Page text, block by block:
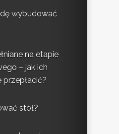
wybudować
na etapie
– jak ich
przepłacić?
stół?